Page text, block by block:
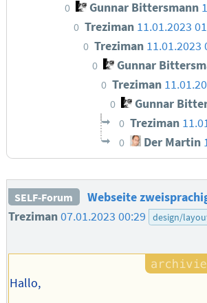
0 Gunnar Bittersmann
0 Treziman 11.01.2023
0 Treziman 11.01.2023
0 Gunnar
0 Treziman
0 Gunnar
0 Treziman
0 Der Martin
SELF-Forum
Webseite
Treziman07.01.2023 00:29 design/
Hallo,